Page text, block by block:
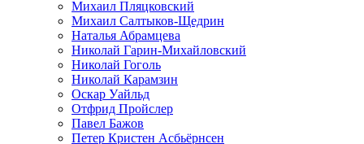
Михаил Пляцковский
Михаил Салтыков-Щедрин
Наталья Абрамцева
Николай Гарин-Михайловский
Николай Гоголь
Николай Карамзин
Оскар Уайльд
Отфрид Пройслер
Павел Бажов
Петер Кристен Асбьёрнсен